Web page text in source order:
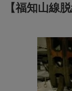
【福知山線